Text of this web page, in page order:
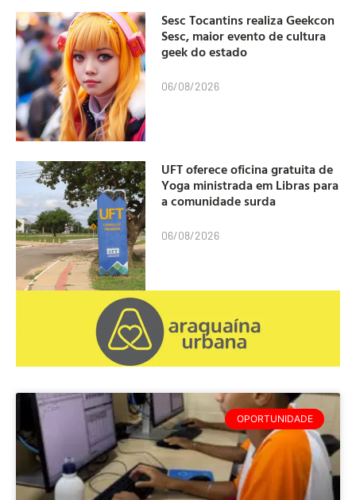
Sesc Tocantins realiza Geekcon
Sesc, maior evento de cultura
geek do estado
06/08/2026
UFT oferece oficina gratuita de
Yoga ministrada em Libras para
a comunidade surda
06/08/2026
OPORTUNIDADE